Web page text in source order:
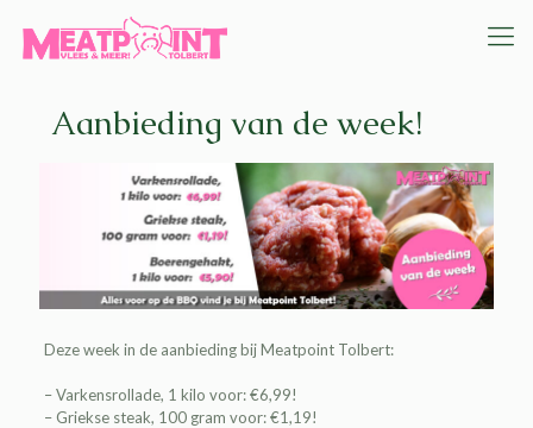
Aanbieding van de week!
Deze week in de aanbieding bijMeatpoint Tolbert:
– Varkensrollade, 1 kilo voor: €6,99!
– Griekse steak, 100 gram voor: €1,19!